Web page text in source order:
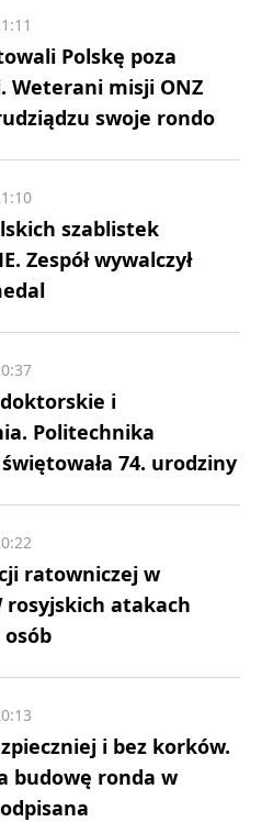
Polskę poza
Weterani misji ONZ
swoje rondo
szablistek
Zespół wywalczył
i
Politechnika
74. urodziny
ratowniczej w
rosyjskich atakach
osób
i bez korków.
budowę ronda w